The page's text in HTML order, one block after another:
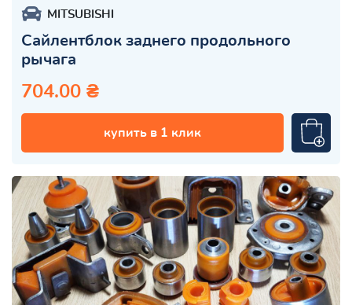
MITSUBISHI
Сайлентблок заднего продольного
рычага
704.00 ₴
купить в 1 клик